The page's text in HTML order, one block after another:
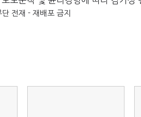
전재 - 재배포 금지